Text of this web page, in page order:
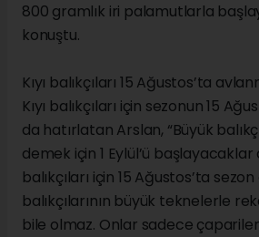
800 gramlık iri palamutlarla
konuştu.
Kıyı balıkçıları 15 Ağustos’ta
Kıyı balıkçıları için sezonun 15
da hatırlatan Arslan, “Büyük
demek için 1 Eylül’ü başlayacaklar
balıkçıları için 15 Ağustos’ta sezon
balıkçılarının büyük teknelerle
bile olmaz. Onlar sadece